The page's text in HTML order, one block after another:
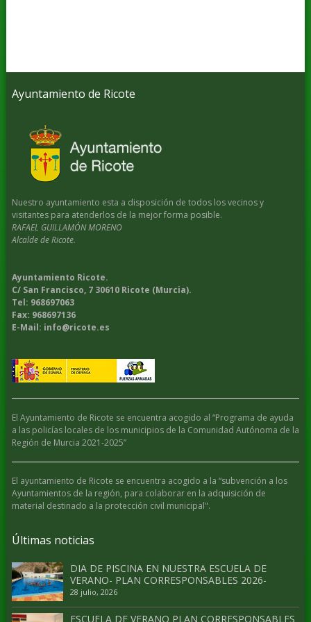
Ayuntamiento de Ricote
Nuestro ayuntamiento esta a disposición de todos los vecinos y
visitantes para atenderlos de la mejor forma posible.
RAFAEL GUILLAMÓN MORENO
Alcalde de Ricote.
Ayuntamiento Ricote.
C/ San Francisco, 7 30610 Ricote (Murcia).
Tel: 968697063
Fax: 968697136
E-Mail: info@ricote.es
El Ayuntamiento de Ricote se encuentra acogido al “Programa de ayuda
a las policías locales de los municipios de la Comunidad Autónoma de la
Región de Murcia 2021-2025”
El ayuntamiento de Ricote se encuentra acogido a la “subvención a los
Ayuntamientos de la región, para colaborar en la adquisición de
material destinado a la protección civil municipal".
Últimas noticias
DIA DE PISCINA EN NUESTRA ESCUELA DE
VERANO- PLAN CORRESPONSABLES 2026-
28 julio, 2026
ESCUELA DE VERANO PLAN CORRESPONSABLES